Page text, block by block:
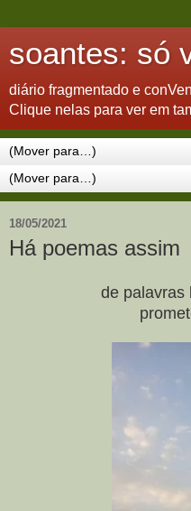
soantes: só
diário fragmentado e
Clique nelas para ver em
18/05/2021
Há poemas assim
de palavras